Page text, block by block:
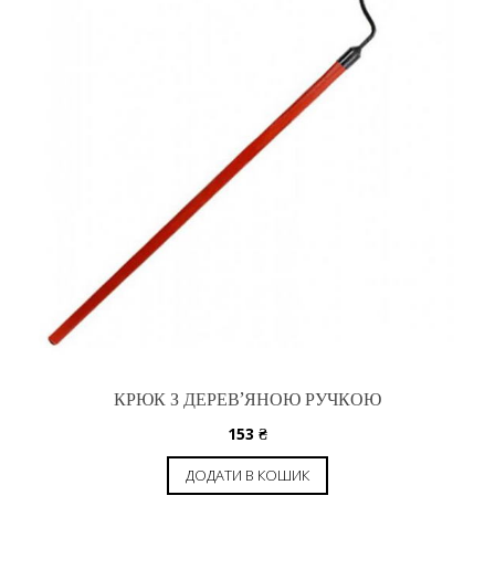
КРЮК З ДЕРЕВ’ЯНОЮ РУЧКОЮ
153 ₴
ДОДАТИ В КОШИК